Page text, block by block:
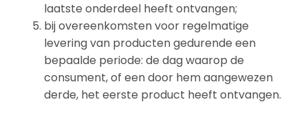
laatste onderdeel heeft ontvangen;
bij overeenkomsten voor regelmatige
levering van producten gedurende een
bepaalde periode: de dag waarop de
consument, of een door hem aangewezen
derde, het eerste product heeft ontvangen.